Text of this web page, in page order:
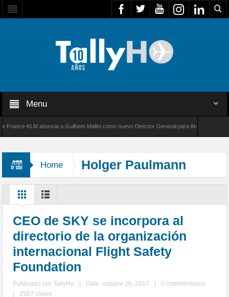
Menu
KLM anuncia a Guilhem Mallet como nuevo Director General para América Latina
Home Holger Paulmann
CEO de SKY se incorpora al
directorio de la organización
internacional Flight Safety
Foundation
Publicado porTallyHo Date: octubre 26, 2017
0 commentarios
2567 Views